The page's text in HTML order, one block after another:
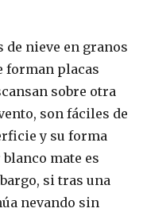
de nieve en granos
forman placas
sobre otra
son fáciles de
y su forma
mate es
si tras una
nevando sin